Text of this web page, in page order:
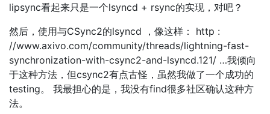
lipsync看起来只是一个lsyncd + rsync的实现，对吧？
然后，使用与CSync2的lsyncd ，像这样： http :
//www.axivo.com/community/threads/lightning-fast-
synchronization-with-csync2-and-lsyncd.121/ …我倾向
于这种方法，但csync2有点古怪，虽然我做了一个成功的
testing。 我最担心的是，我没有find很多社区确认这种方
法。